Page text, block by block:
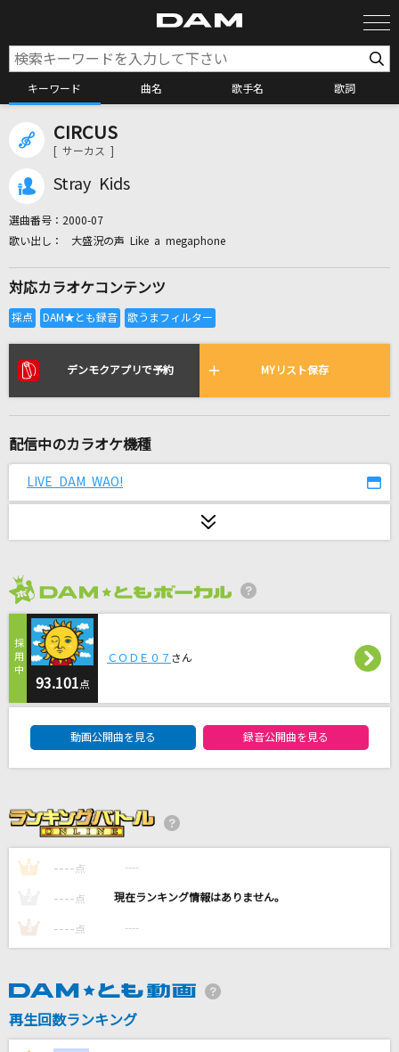
キーワード 曲名 歌手名 歌詞
全国りれき
リアルタイムで歌われている曲の一覧
God knows...
ノマド
藤井 風
[生音]君はロックを聴かない
[生音]愛のレンタル
マカロニえんぴつ
平熱
Mr.Children
napori
Vaundy
umbrella
ただただ怠惰
NANIMONO
CIRCUS
[ サーカス ]
Stray Kids
選曲番号： 2000-07
大盛況の声 Like a megaphone
対応カラオケコンテンツ
デンモクアプリで予約 MYリスト保存
配信中のカラオケ機種
LIVE DAM WAO!
93.101 点
ＣＯＤＥ０７ さん
動画公開曲を見る 録音公開曲を見る
1 ---- 点 ----
---- 点 ----
3 ---- 点 ----
再生回数ランキング